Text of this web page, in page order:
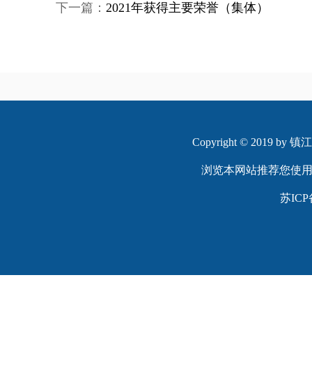
下一篇： 2021年获得主要荣誉（集体）
Copyright © 2019 by 镇
浏览本网站推荐您使
苏ICP